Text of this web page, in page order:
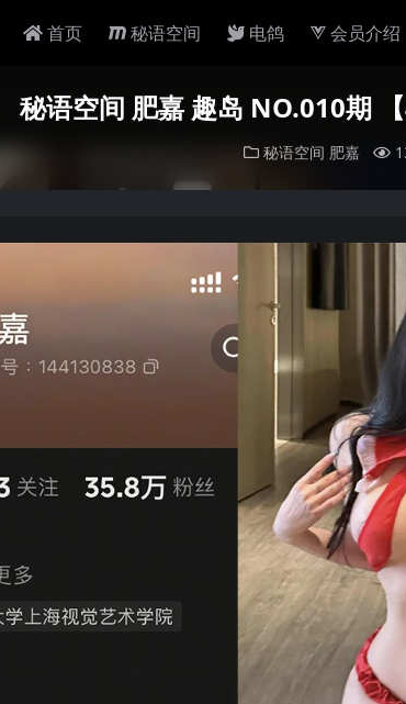
首页 秘语空间 电鸽 会员介绍
秘语空间 肥嘉 趣岛 NO.010期
秘语空间 肥嘉